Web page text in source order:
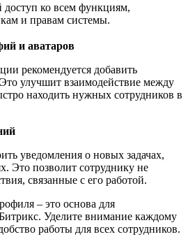
ко всем функциям,
и правам системы.
и аватаров
рекомендуется добавить
улучшит взаимодействие между
находить нужных сотрудников в
уведомления о новых задачах,
Это позволит сотруднику не
связанные с его работой.
– это основа для
Уделите внимание каждому
работы для всех сотрудников.